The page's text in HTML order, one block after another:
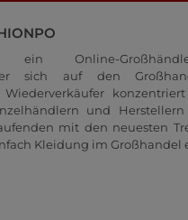
ein Online-
sich auf den
und Herstellern
mit den neuesten
Kleidung im Großhandel